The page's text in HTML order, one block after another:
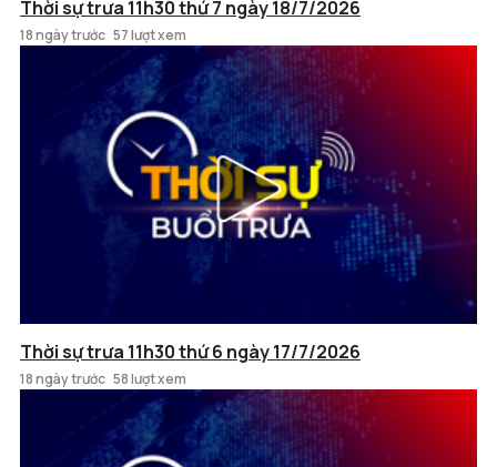
Thời sự trưa 11h30 thứ 7 ngày 18/7/2026
18 ngày trước 57 lượt xem
Thời sự trưa 11h30 thứ 6 ngày 17/7/2026
18 ngày trước 58 lượt xem